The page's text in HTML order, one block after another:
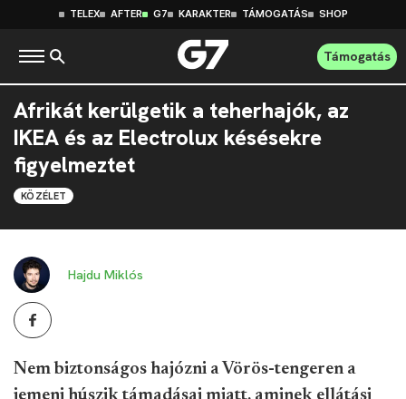
TELEX AFTER G7 KARAKTER TÁMOGATÁS SHOP
Támogatás
Afrikát kerülgetik a teherhajók, az
IKEA és az Electrolux késésekre
figyelmeztet
KÖZÉLET
Hajdu Miklós
Nem biztonságos hajózni a Vörös-tengeren a
jemeni húszik támadásai miatt, aminek ellátási